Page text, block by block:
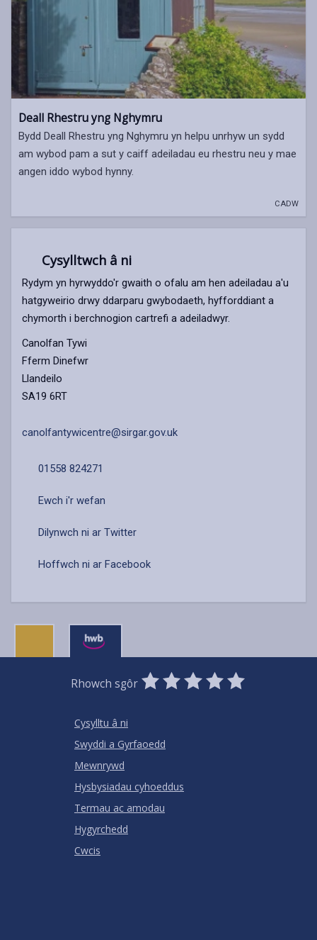
Deall Rhestru yng Nghymru
Bydd Deall Rhestru yng Nghymru yn helpu unrhyw un sydd
am wybod pam a sut y caiff adeiladau eu rhestru neu y mae
angen iddo wybod hynny.
CADW
Cysylltwch â ni
Rydym yn hyrwyddo'r gwaith o ofalu am hen adeiladau a'u
hatgyweirio drwy ddarparu gwybodaeth, hyfforddiant a
chymorth i berchnogion cartrefi a adeiladwyr.
Canolfan Tywi
Fferm Dinefwr
Llandeilo
SA19 6RT
canolfantywicentre@sirgar.gov.uk
01558 824271
Ewch i'r wefan
Dilynwch ni ar Twitter
Hoffwch ni ar Facebook
Rhowch sgôr
0
Stars
1
Star
2
Stars
3
Stars
4
Stars
5
Stars
Cysylltu â ni
Swyddi a Gyrfaoedd
Mewnrywd
Hysbysiadau cyhoeddus
Termau ac amodau
Hygyrchedd
Cwcis